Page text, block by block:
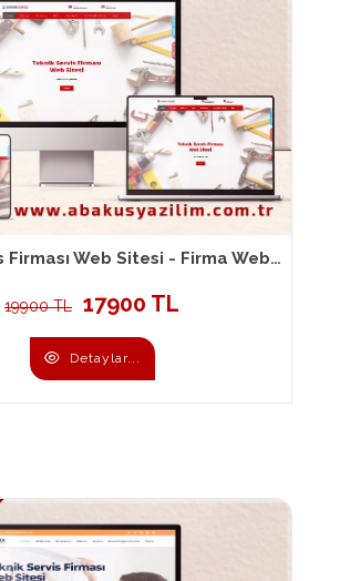
Teknik Servis Firması Web Sitesi - Firma Web Sitesi 095
19900 TL 17900 TL
Detaylar...